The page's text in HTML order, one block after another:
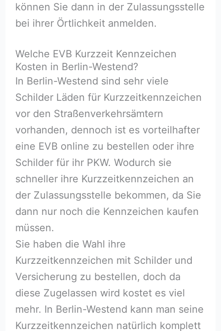
können Sie dann in der Zulassungsstelle
bei ihrer Örtlichkeit anmelden.
Welche EVB Kurzzeit Kennzeichen
Kosten in Berlin-Westend?
In Berlin-Westend sind sehr viele
Schilder Läden für Kurzzeitkennzeichen
vor den Straßenverkehrsämtern
vorhanden, dennoch ist es vorteilhafter
eine EVB online zu bestellen oder ihre
Schilder für ihr PKW. Wodurch sie
schneller ihre Kurzzeitkennzeichen an
der Zulassungsstelle bekommen, da Sie
dann nur noch die Kennzeichen kaufen
müssen.
Sie haben die Wahl ihre
Kurzzeitkennzeichen mit Schilder und
Versicherung zu bestellen, doch da
diese Zugelassen wird kostet es viel
mehr. In Berlin-Westend kann man seine
Kurzzeitkennzeichen natürlich komplett